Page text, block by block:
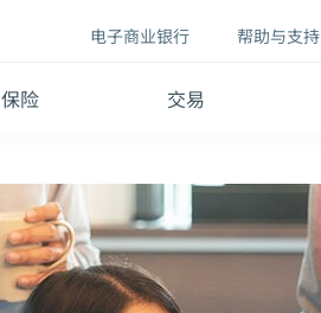
保险 交易
电子商业银行 帮助与支持